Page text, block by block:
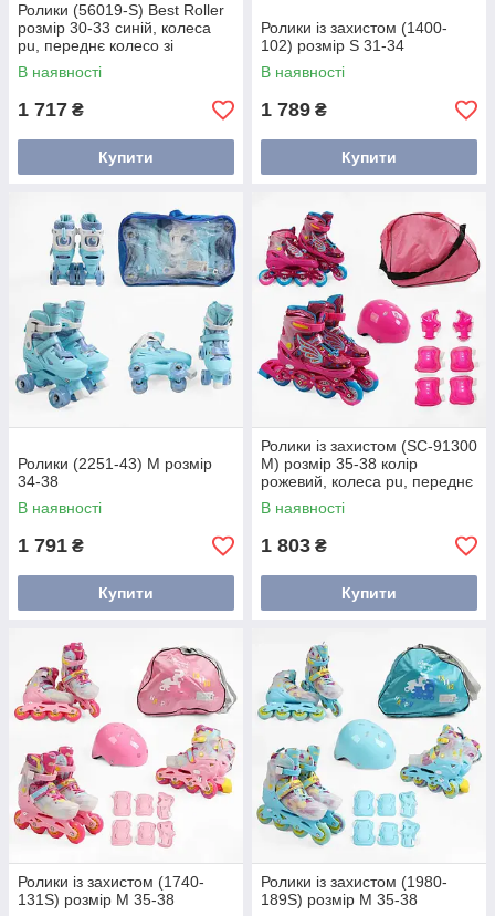
Ролики (56019-S) Best Roller
розмір 30-33 синій, колеса
pu, переднє колесо зі
світлом, устілка — 17-19 см,
d коліс — 6.5 см,
В наявності
1 717 ₴
Купити
Ролики із захистом (1400-
102) розмір S 31-34
В наявності
1 789 ₴
Купити
Ролики (2251-43) М розмір
34-38
В наявності
1 791 ₴
Купити
Ролики із захистом (SC-91300
М) розмір 35-38 колір
рожевий, колеса pu, переднє
колесо світле, устілка 21-24
см, d коліс — 6.5 см,
В наявності
1 803 ₴
Купити
Ролики із захистом (1740-
131S) розмір M 35-38
Ролики із захистом (1980-
189S) розмір M 35-38